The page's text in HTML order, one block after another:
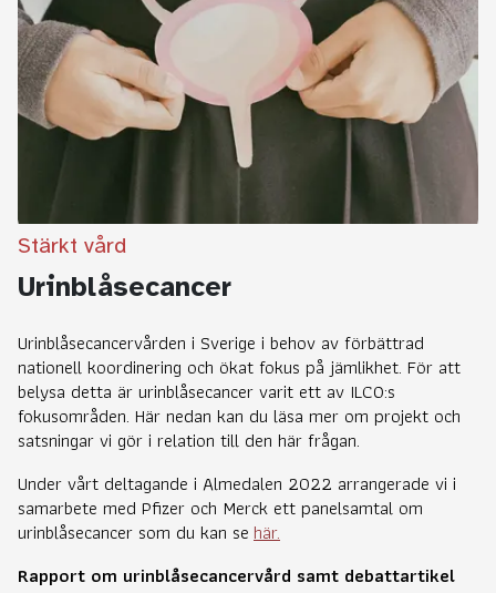
Stärkt vård
Urinblåsecancer
Urinblåsecancervården i Sverige i behov av förbättrad
nationell koordinering och ökat fokus på jämlikhet. För att
belysa detta är urinblåsecancer varit ett av ILCO:s
fokusområden. Här nedan kan du läsa mer om projekt och
satsningar vi gör i relation till den här frågan.
Under vårt deltagande i Almedalen 2022 arrangerade vi i
samarbete med Pfizer och Merck ett panelsamtal om
urinblåsecancer som du kan sehär.
Rapport om urinblåsecancervård samt debattartikel